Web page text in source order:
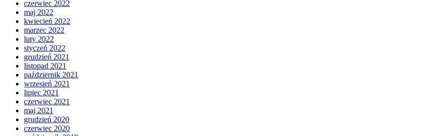
czerwiec 2022
maj 2022
kwiecień 2022
marzec 2022
luty 2022
styczeń 2022
grudzień 2021
listopad 2021
październik 2021
wrzesień 2021
lipiec 2021
czerwiec 2021
maj 2021
grudzień 2020
czerwiec 2020